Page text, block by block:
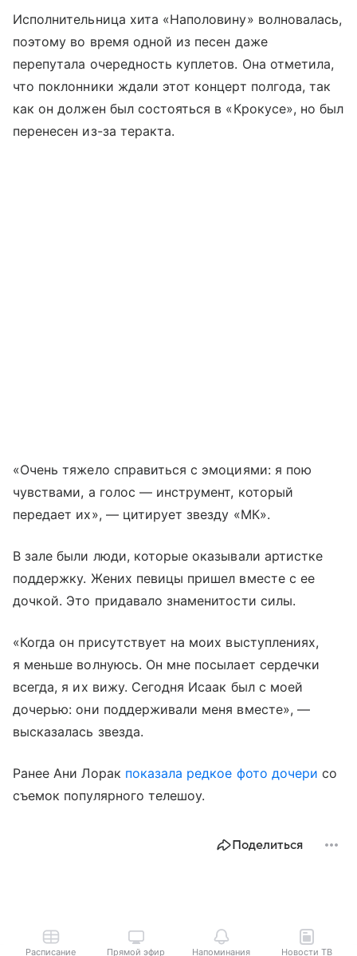
Исполнительница хита «Наполовину» волновалась,
поэтому во время одной из песен даже
перепутала очередность куплетов. Она отметила,
что поклонники ждали этот концерт полгода, так
как он должен был состояться в «Крокусе», но был
перенесен из-за теракта.
«Очень тяжело справиться с эмоциями: я пою
чувствами, а голос — инструмент, который
передает их», — цитирует звезду «МК».
В зале были люди, которые оказывали артистке
поддержку. Жених певицы пришел вместе с ее
дочкой. Это придавало знаменитости силы.
«Когда он присутствует на моих выступлениях,
я меньше волнуюсь. Он мне посылает сердечки
всегда, я их вижу. Сегодня Исаак был с моей
дочерью: они поддерживали меня вместе», —
высказалась звезда.
Ранее Ани Лорак показала редкое фото дочери со
съемок популярного телешоу.
Поделиться
Расписание Прямой эфир Напоминания Новости ТВ